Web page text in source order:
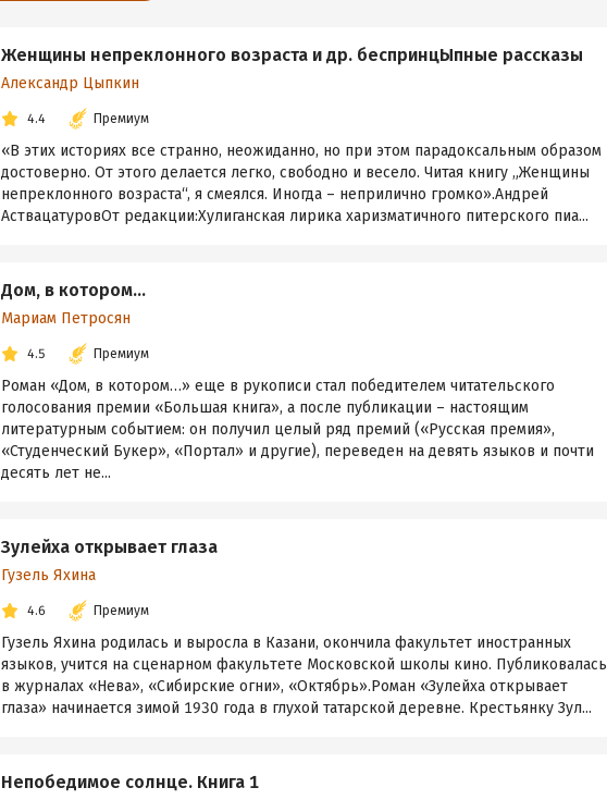
Женщины непреклонного возраста и др. беспринцЫпные рассказы
Александр Цыпкин
4.4 Премиум
«В этих историях все странно, неожиданно, но при этом парадоксальным образом
достоверно. От этого делается легко, свободно и весело. Читая книгу „Женщины
непреклонного возраста“, я смеялся. Иногда – неприлично громко».Андрей
АствацатуровОт редакции:Хулиганская лирика харизматичного питерского пиа...
Дом, в котором…
Мариам Петросян
4.5 Премиум
Роман «Дом, в котором…» еще в рукописи стал победителем читательского
голосования премии «Большая книга», а после публикации – настоящим
литературным событием: он получил целый ряд премий («Русская премия»,
«Студенческий Букер», «Портал» и другие), переведен на девять языков и почти
десять лет не...
Зулейха открывает глаза
Гузель Яхина
4.6 Премиум
Гузель Яхина родилась и выросла в Казани, окончила факультет иностранных
языков, учится на сценарном факультете Московской школы кино. Публиковалась
в журналах «Нева», «Сибирские огни», «Октябрь».Роман «Зулейха открывает
глаза» начинается зимой 1930 года в глухой татарской деревне. Крестьянку Зул...
Непобедимое солнце. Книга 1